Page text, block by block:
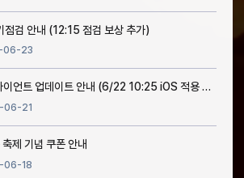
검 안내 (12:15 점검 보상 추가)
06-23
[안내] 6/19(금) 클라이언트 업데이트 안내 (6/22 10:25 iOS 적용 완료)
06-21
제 기념 쿠폰 안내
06-18